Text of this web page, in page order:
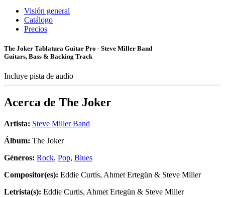
Visión general
Catálogo
Precios
The Joker Tablatura Guitar Pro - Steve Miller Band
Guitars, Bass & Backing Track
Incluye pista de audio
Acerca de The Joker
Artista: Steve Miller Band
Álbum: The Joker
Géneros: Rock, Pop, Blues
Compositor(es): Eddie Curtis, Ahmet Ertegün & Steve Miller
Letrista(s): Eddie Curtis, Ahmet Ertegün & Steve Miller